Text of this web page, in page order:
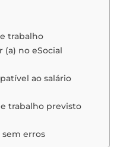
trabalho
no eSocial
ao salário
trabalho previsto
erros